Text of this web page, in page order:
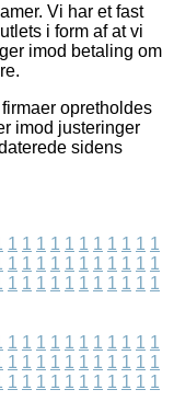
Vi har et fast
i form af at vi
imod betaling om
opretholdes
imod justeringer
sidens
1 1 1 1 1 1 1 1 1 1 1
1 1 1 1 1 1 1 1 1 1 1
1 1 1 1 1 1 1 1 1 1 1
1 1 1 1 1 1 1 1 1 1 1
1 1 1 1 1 1 1 1 1 1 1
1 1 1 1 1 1 1 1 1 1 1